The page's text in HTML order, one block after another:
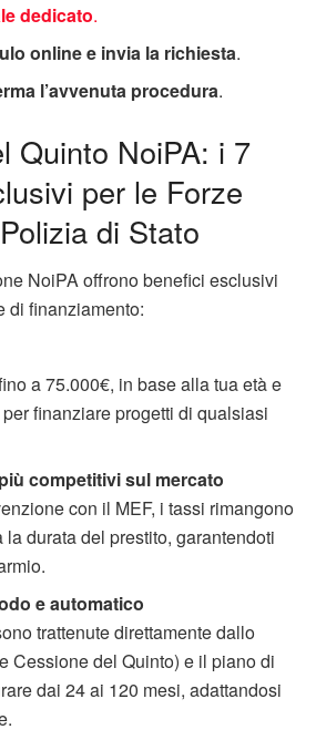
dedicato.
online e invia la richiesta.
l’avvenuta procedura.
Quinto NoiPA: i 7
per le Forze
di Stato
NoiPA offrono benefici esclusivi
di finanziamento:
a 75.000€, in base alla tua età e
finanziare progetti di qualsiasi
competitivi sul mercato
con il MEF, i tassi rimangono
la durata del prestito, garantendoti
e automatico
trattenute direttamente dallo
Cessione del Quinto) e il piano di
dai 24 ai 120 mesi, adattandosi